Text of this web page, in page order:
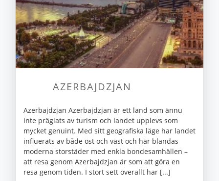
AZERBAJDZJAN
Azerbajdzjan Azerbajdzjan är ett land som ännu
inte präglats av turism och landet upplevs som
mycket genuint. Med sitt geografiska läge har landet
influerats av både öst och väst och här blandas
moderna storstäder med enkla bondesamhällen –
att resa genom Azerbajdzjan är som att göra en
resa genom tiden. I stort sett överallt har [...]